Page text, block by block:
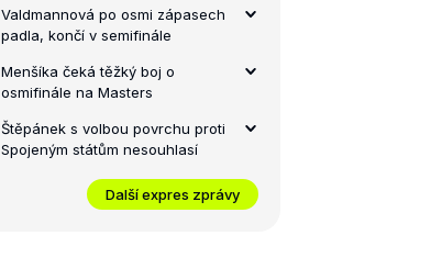
Valdmannová po osmi zápasech
padla, končí v semifinále
Menšíka čeká těžký boj o
osmifinále na Masters
Štěpánek s volbou povrchu proti
Spojeným státům nesouhlasí
Další expres zprávy